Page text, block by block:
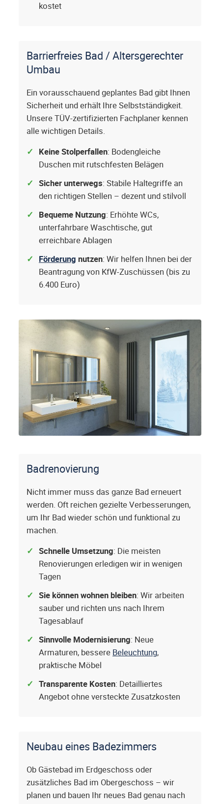
kostet
Barrierfreies Bad / Altersgerechter
Umbau
Ein vorausschauend geplantes Bad gibt Ihnen
Sicherheit und erhält Ihre Selbstständigkeit.
Unsere TÜV-zertifizierten Fachplaner kennen
alle wichtigen Details.
Keine Stolperfallen: Bodengleiche
Duschen mit rutschfesten Belägen
Sicher unterwegs: Stabile Haltegriffe an
den richtigen Stellen – dezent und stilvoll
Bequeme Nutzung: Erhöhte WCs,
unterfahrbare Waschtische, gut
erreichbare Ablagen
Förderung nutzen: Wir helfen Ihnen bei der
Beantragung von KfW-Zuschüssen (bis zu
6.400 Euro)
Badrenovierung
Nicht immer muss das ganze Bad erneuert
werden. Oft reichen gezielte Verbesserungen,
um Ihr Bad wieder schön und funktional zu
machen.
Schnelle Umsetzung: Die meisten
Renovierungen erledigen wir in wenigen
Tagen
Sie können wohnen bleiben: Wir arbeiten
sauber und richten uns nach Ihrem
Tagesablauf
Sinnvolle Modernisierung: Neue
Armaturen, bessere Beleuchtung,
praktische Möbel
Transparente Kosten: Detailliertes
Angebot ohne versteckte Zusatzkosten
Neubau eines Badezimmers
Ob Gästebad im Erdgeschoss oder
zusätzliches Bad im Obergeschoss – wir
planen und bauen Ihr neues Bad genau nach